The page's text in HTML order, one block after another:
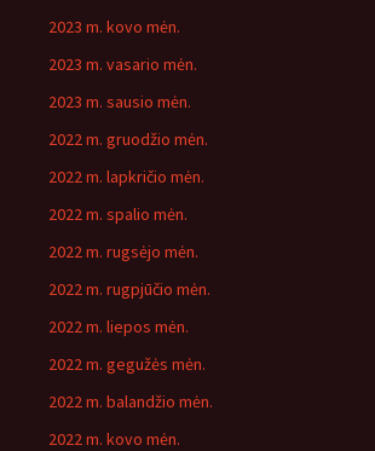
2023 m. kovo mėn.
2023 m. vasario mėn.
2023 m. sausio mėn.
2022 m. gruodžio mėn.
2022 m. lapkričio mėn.
2022 m. spalio mėn.
2022 m. rugsėjo mėn.
2022 m. rugpjūčio mėn.
2022 m. liepos mėn.
2022 m. gegužės mėn.
2022 m. balandžio mėn.
2022 m. kovo mėn.